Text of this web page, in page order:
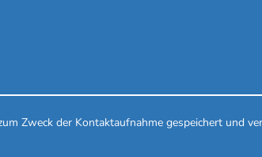
Zweck der Kontaktaufnahme gespeichert und